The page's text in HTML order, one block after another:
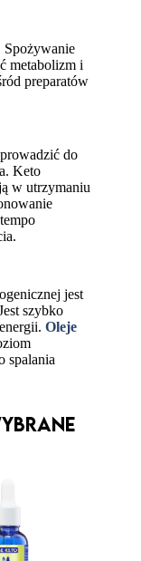
Spożywanie
metabolizm i
preparatów
do
Keto
w utrzymaniu
jest
szybko
Oleje
spalania